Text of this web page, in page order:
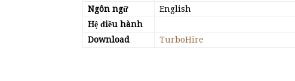
Ngôn ngữ
English
Hệ điều hành
Download
TurboHire